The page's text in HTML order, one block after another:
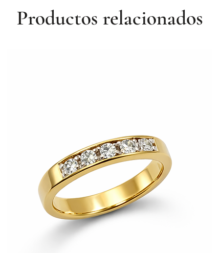
Productos relacionados